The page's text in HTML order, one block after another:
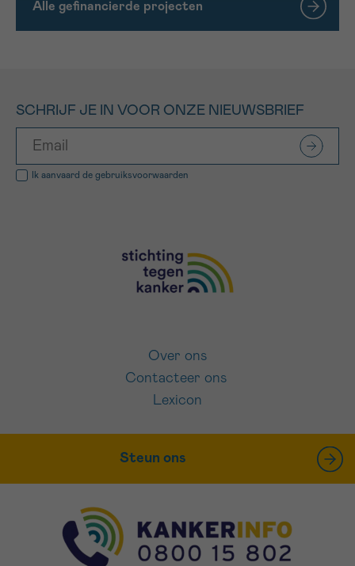
Alle gefinancierde projecten
SCHRIJF JE IN VOOR ONZE NIEUWSBRIEF
Ik aanvaard de gebruiksvoorwaarden
Over ons
Contacteer ons
Lexicon
Steun ons